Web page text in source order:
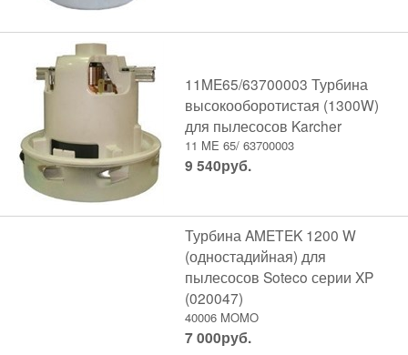
11ME65/63700003 Турбина
высокооборотистая (1300W)
для пылесосов Karcher
11 ME 65/ 63700003
9 540руб.
Турбина AMETEK 1200 W
(одностадийная) для
пылесосов Soteco серии XP
(020047)
40006 MOMO
7 000руб.